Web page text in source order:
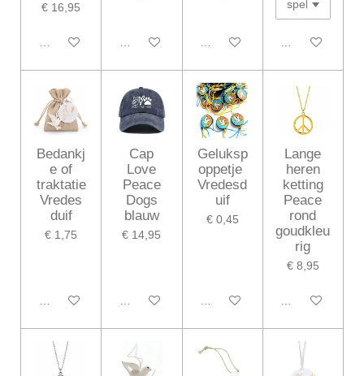
€ 16,95
In winkelwagen In winkelwagen In winkelwagen In winkelwagen
Bedankj
e of
traktatie
Vredes
duif
€ 1,75
In winkelwagen
Cap
Love
Peace
Dogs
blauw
€ 14,95
In winkelwagen
Geluksp
oppetje
Vredesd
uif
€ 0,45
In winkelwagen
Lange
heren
ketting
Peace
rond
goudkleu
rig
€ 8,95
In winkelwagen